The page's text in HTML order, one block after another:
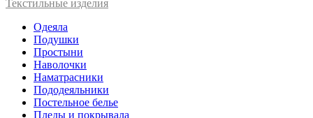
Текстильные изделия
Одеяла
Подушки
Простыни
Наволочки
Наматрасники
Пододеяльники
Постельное белье
Пледы и покрывала